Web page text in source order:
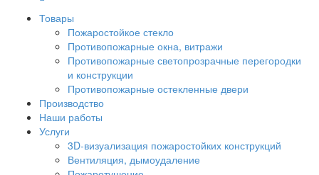
Товары
Пожаростойкое стекло
Противопожарные окна, витражи
Противопожарные светопрозрачные перегородки
и конструкции
Противопожарные остекленные двери
Производство
Наши работы
Услуги
3D-визуализация пожаростойких конструкций
Вентиляция, дымоудаление